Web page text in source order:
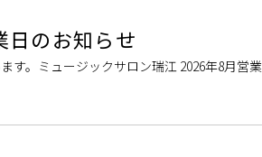
日のお知らせ
す。ミュージックサロン瑞江 2026年8月営
[…]